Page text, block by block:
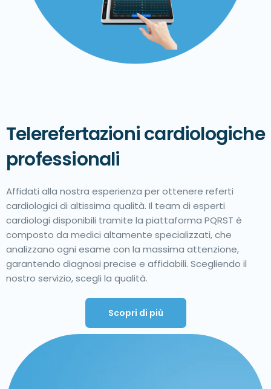
Telerefertazioni cardiologiche
professionali
Affidati alla nostra esperienza per ottenere referti
cardiologici di altissima qualità. Il team di esperti
cardiologi disponibili tramite la piattaforma PQRST è
composto da medici altamente specializzati, che
analizzano ogni esame con la massima attenzione,
garantendo diagnosi precise e affidabili. Scegliendo il
nostro servizio, scegli la qualità.
Scopri di più